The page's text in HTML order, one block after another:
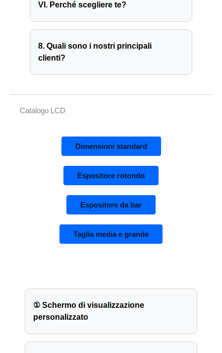
VI. Perché scegliere te?
8. Quali sono i nostri principali
clienti?
Catalogo LCD
Dimensioni standard
Espositore rotondo
Espositore da bar
Taglia media e grande
① Schermo di visualizzazione
personalizzato